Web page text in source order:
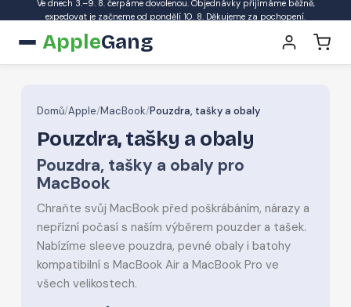
Ve dnech 3.–9. 8. čerpáme dovolenou. Objednávky přijímáme běžně,
expedovat je začneme od pondělí 10. 8. Děkujeme za pochopení.
AppleGang
Domů/Apple/MacBook/Pouzdra, tašky a obaly
Pouzdra, tašky a obaly
Pouzdra, tašky a obaly pro
MacBook
Chraňte svůj MacBook před poškrábáním, nárazy a
nepřízní počasí s naším výběrem pouzder a tašek.
Nabízíme sleeve pouzdra, pevné obaly i batohy
kompatibilní s MacBook Air a MacBook Pro ve
všech velikostech.